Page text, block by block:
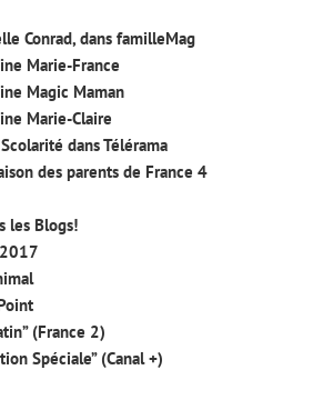
Conrad, dans familleMag
Marie-France
Magic Maman
Marie-Claire
dans Télérama
des parents de France 4
les Blogs!
(France 2)
Spéciale” (Canal +)